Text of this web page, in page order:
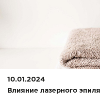
10.01.2024
Влияние лазерного